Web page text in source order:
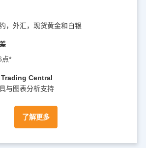
，外汇，现货黄金和白银
点*
Trading Central
与图表分析支持
了解更多